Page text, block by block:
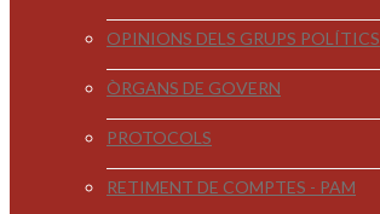
OPINIONS DELS GRUPS POLÍTICS
ÒRGANS DE GOVERN
PROTOCOLS
RETIMENT DE COMPTES - PAM